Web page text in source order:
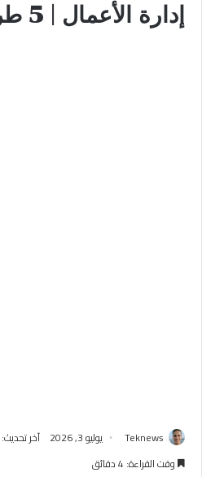
إدارة الأعمال | 5 طرق
Teknews يوليو 3, 2026
آخر تحديث:
وقت القراءة: 4 دقائق